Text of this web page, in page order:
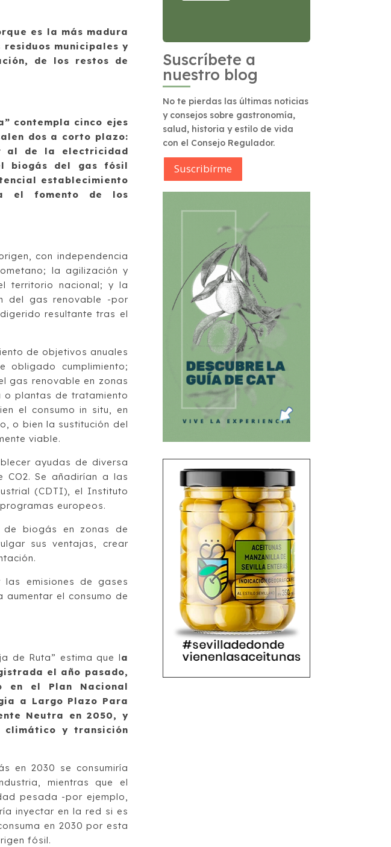
es la más madura
municipales y
de los restos de
contempla cinco ejes
dos a corto plazo:
al de la electricidad
biogás del gas fósil
establecimiento
el fomento de los
con independencia
la agilización y
territorio nacional; y la
del gas renovable -por
resultante tras el
de objetivos anuales
obligado cumplimiento;
gas renovable en zonas
o plantas de tratamiento
el consumo in situ, en
o bien la sustitución del
viable.
ayudas de diversa
CO2. Se añadirían a las
(CDTI), el Instituto
europeos.
de biogás en zonas de
sus ventajas, crear
las emisiones de gases
el consumo de
de Ruta” estima que la
el año pasado,
en el Plan Nacional
a Largo Plazo Para
Neutra en 2050, y
climático y transición
en 2030 se consumiría
mientras que el
pesada -por ejemplo,
inyectar en la red si es
en 2030 por esta
fósil.
Suscríbete a
nuestro blog
No te pierdas las últimas noticias
y consejos sobre gastronomía,
salud, historia y estilo de vida
con el Consejo Regulador.
Suscribírme